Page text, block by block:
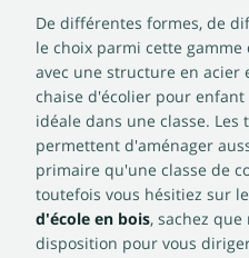
De différentes formes, de
le choix parmi cette gamme
avec une structure en acier
chaise d'écolier pour
idéale dans une classe. Les
permettent d'aménager
primaire qu'une classe de
toutefois vous hésitiez sur
d'école en bois, sachez
disposition pour vous